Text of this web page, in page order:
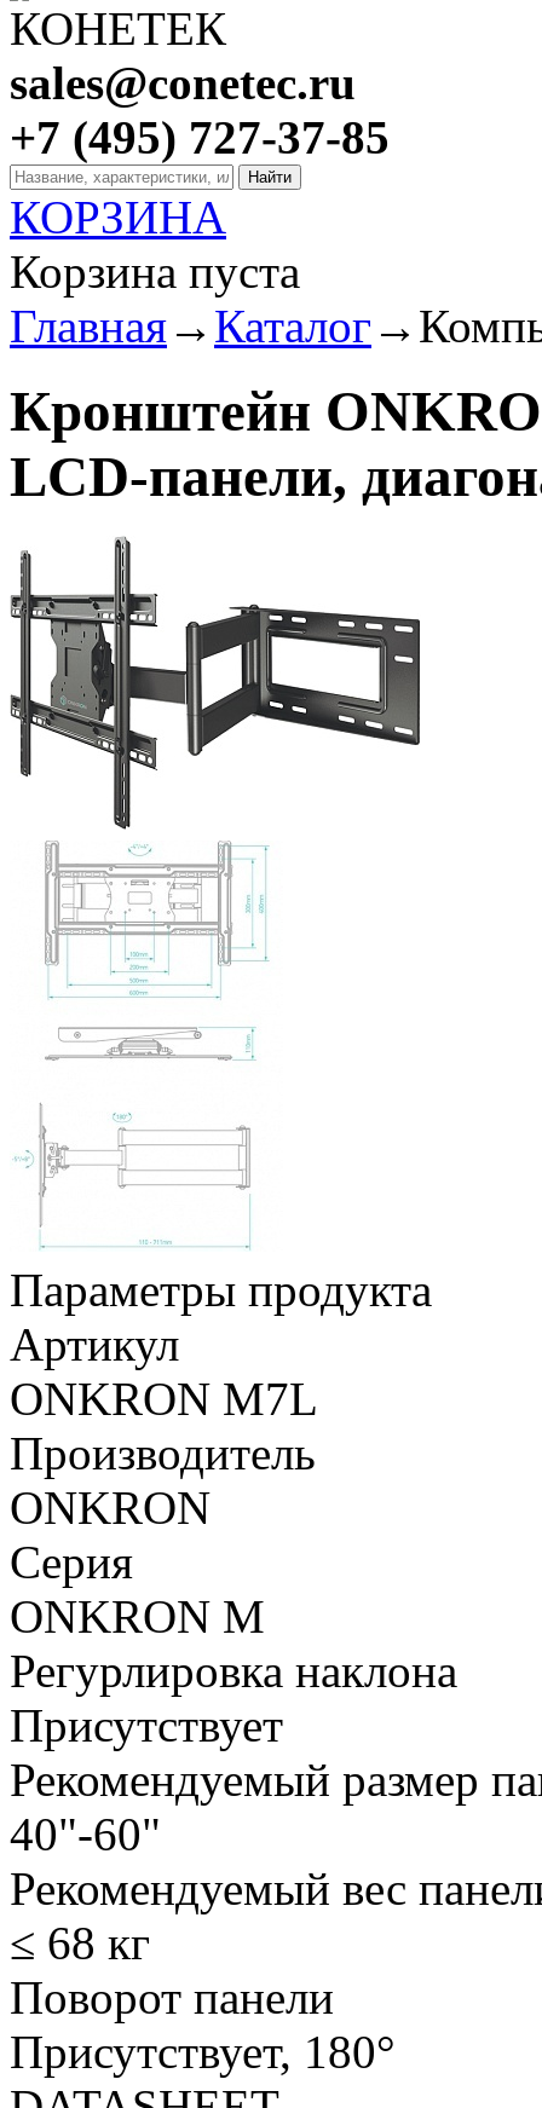
sales@conetec.ru
+7 (495) 727-37-85
КОРЗИНА
Корзина пуста
Главная→ Каталог →
Кронштейн
LCD-панели,
Параметры продукта
Артикул
ONKRON M7L
Производитель
ONKRON
Серия
ONKRON M
Регурлировка наклона
Присутствует
Рекомендуемый размер
40"-60"
Рекомендуемый вес
≤ 68 кг
Поворот панели
Присутствует, 180°